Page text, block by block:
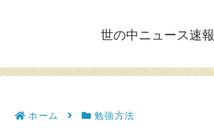
世の中ニュース速報
ホーム 勉強方法